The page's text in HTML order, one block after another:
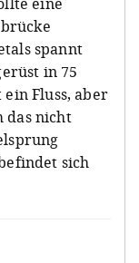
spannt
in 75
Fluss, aber
das nicht
sich